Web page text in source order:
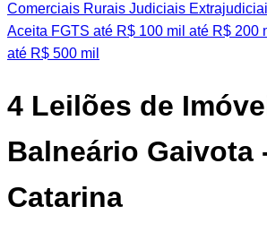
Comerciais Rurais Judiciais
Aceita FGTS até R$ 100 mil até R$ 200
até R$ 500 mil
4 Leilões de
Balneário Gaivota
Catarina